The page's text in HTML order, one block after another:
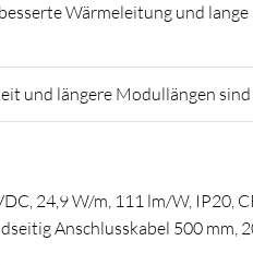
Wärmeleitung und lange
und längere Modullängen
24,9 W/m, 111 lm/W, IP20,
Anschlusskabel 500 mm,